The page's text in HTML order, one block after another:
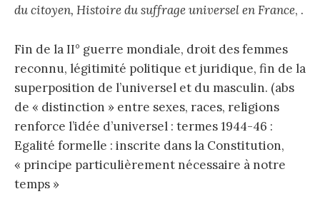
du citoyen, Histoire du suffrage universel en France, .
Fin de la II° guerre mondiale, droit des femmes
reconnu, légitimité politique et juridique, fin de la
superposition de l’universel et du masculin. (abs
de « distinction » entre sexes, races, religions
renforce l’idée d’universel : termes 1944-46 :
Egalité formelle : inscrite dans la Constitution,
« principe particulièrement nécessaire à notre
temps »